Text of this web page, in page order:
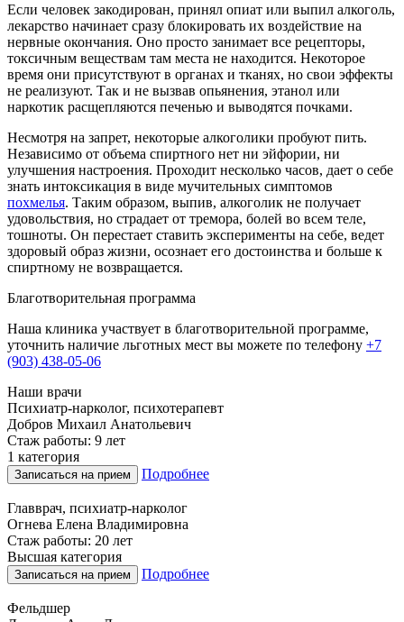
Если человек закодирован, принял опиат или выпил алкоголь,
лекарство начинает сразу блокировать их воздействие на
нервные окончания. Оно просто занимает все рецепторы,
токсичным веществам там места не находится. Некоторое
время они присутствуют в органах и тканях, но свои эффекты
не реализуют. Так и не вызвав опьянения, этанол или
наркотик расщепляются печенью и выводятся почками.
Несмотря на запрет, некоторые алкоголики пробуют пить.
Независимо от объема спиртного нет ни эйфории, ни
улучшения настроения. Проходит несколько часов, дает о себе
знать интоксикация в виде мучительных симптомов
похмелья. Таким образом, выпив, алкоголик не получает
удовольствия, но страдает от тремора, болей во всем теле,
тошноты. Он перестает ставить эксперименты на себе, ведет
здоровый образ жизни, осознает его достоинства и больше к
спиртному не возвращается.
Благотворительная программа
Наша клиника участвует в благотворительной программе,
уточнить наличие льготных мест вы можете по телефону +7
(903) 438-05-06
Наши врачи
Психиатр-нарколог, психотерапевт
Добров Михаил Анатольевич
Стаж работы: 9 лет
1 категория
Записаться на прием Подробнее
Главврач, психиатр-нарколог
Огнева Елена Владимировна
Стаж работы: 20 лет
Высшая категория
Записаться на прием Подробнее
Фельдшер